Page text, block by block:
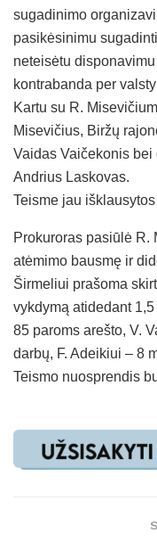
sugadinimo
pasikėsinimu
neteisėtu
kontrabanda per
Kartu su R.
Misevičius, Biržų
Vaidas Vaičekonis
Andrius Laskovas.
Teisme jau
Prokuroras pasiūlė R.
atėmimo bausmę ir
Širmeliui prašoma
vykdymą atidedant
85 paroms arešto, V.
darbų, F. Adeikiui – 8
Teismo nuosprendis